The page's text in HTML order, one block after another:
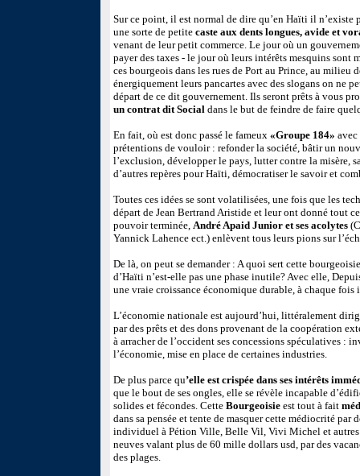
Sur ce point, il est normal de dire qu’en Haïti il
une sorte de petite caste aux dents longues, avide et
venant de leur petit commerce. Le jour où un
payer des taxes - le jour où leurs intérêts mesquins sont
ces bourgeois dans les rues de Port au Prince, au milieu
énergiquement leurs pancartes avec des slogans on ne
départ de ce dit gouvernement. Ils seront prêts à vous
un contrat dit Social dans le but de feindre de faire
En fait, où est donc passé le fameux «Groupe 184» avec
prétentions de vouloir : refonder la société, bâtir un
l’exclusion, développer le pays, lutter contre la misère,
d’autres repères pour Haïti, démocratiser le savoir et
Toutes ces idées se sont volatilisées, une fois que les
départ de Jean Bertrand Aristide et leur ont donné tout
pouvoir terminée, André Apaid Junior et ses acolytes
Yannick Lahence ect.) enlèvent tous leurs pions sur
De là, on peut se demander : A quoi sert cette
d’Haïti n’est-elle pas une phase inutile? Avec elle,
une vraie croissance économique durable, à chaque
L’économie nationale est aujourd’hui, littéralement
par des prêts et des dons provenant de la coopération
à arracher de l’occident ses concessions spéculatives :
l’économie, mise en place de certaines industries.
De plus parce qu’elle est crispée dans ses intérêts
que le bout de ses ongles, elle se révèle incapable
solides et fécondes. Cette Bourgeoisie est tout à fait
dans sa pensée et tente de masquer cette médiocrité par
individuel à Pétion Ville, Belle Vil, Vivi Michel et autres
neuves valant plus de 60 mille dollars usd, par des
des plages.